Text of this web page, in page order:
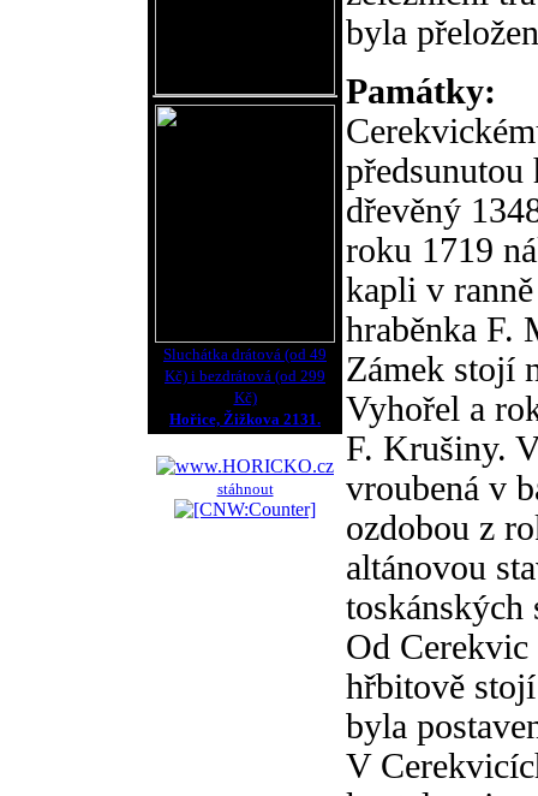
Sluchátka drátová (od 49
Kč) i bezdrátová (od 299
Kč)
Hořice, Žižkova 2131.
stáhnout
byla
Památky:
dřevěný
roku 1719
kapli v
hraběnka F.
Zámek stojí
Vyhořel a
F. Krušiny.
vroubená v
ozdobou z
altánovou
toskánských
Od Cerekvic
hřbitově
byla
V